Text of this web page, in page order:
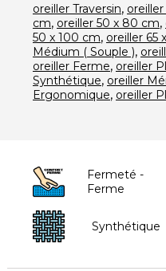
oreiller Traversin,
cm, oreiller 50 x 80 cm,
50 x 100 cm, oreiller 65
Médium ( Souple ),
oreiller Ferme, oreiller
Synthétique, oreiller
Ergonomique, oreiller
Fermeté -
Ferme
Synthétique